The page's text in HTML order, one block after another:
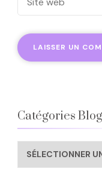
Catégories Blog
Catégories
Blog